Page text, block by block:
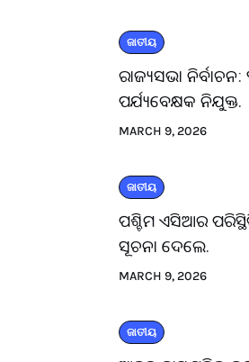
ଜାତୀୟ
ରାଜ୍ୟସଭା
ପର୍ଯ୍ୟବେକ୍ଷକ ନିଯୁକ୍ତ.
MARCH 9, 2026
ଜାତୀୟ
ପଶ୍ଚିମ ଏସିଆର
ସୂଚନା ଦେଲେ.
MARCH 9, 2026
ଜାତୀୟ